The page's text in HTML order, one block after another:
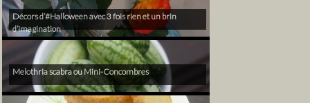
Décors d’#Halloween avec 3 fois rien et un brin
d’imagination
Melothria scabra ou Mini-Concombres